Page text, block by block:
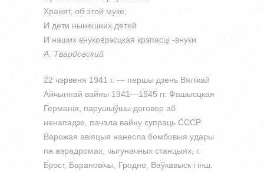
Хранят, об этой муке,
И дети нынешних детей
И наших внуковрэсцкая крэпасцi -внуки
А. Твардовский
22 чэрвеня 1941 г. — першы дзень Вялiкай
Айчыннай вайны 1941—1945 гг. Фашысцкая
Германiя, парушыўшы договор аб
ненападзе, пачала вайну супраць СССР.
Варожая авiяцыя нанесла бомбовыя удары
па аэрадромах, чыгуначных станцыях, г.
Брэст, Барановiчы, Гродно, Ваўкавыск i iнш.